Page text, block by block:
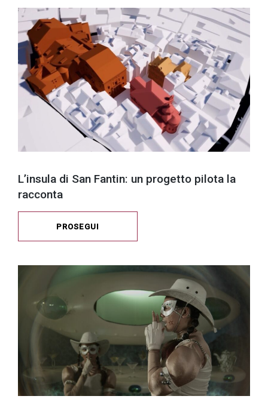
L’insula di San Fantin: un progetto pilota la
racconta
PROSEGUI